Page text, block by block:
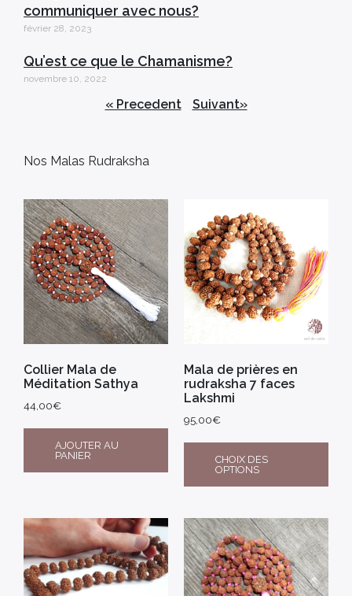
communiquer avec nous?
février 28, 2023
Qu’est ce que le Chamanisme?
novembre 10, 2022
« Precedent Suivant»
Nos Malas Rudraksha
Collier Mala de
Méditation Sathya
44,00€
AJOUTER AU
PANIER
Mala de prières en
rudraksha 7 faces
Lakshmi
95,00€
CHOIX DES
OPTIONS